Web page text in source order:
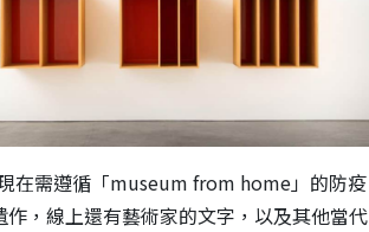
在需遵循「museum from home」的防疫
，線上還有藝術家的文字，以及其他當代